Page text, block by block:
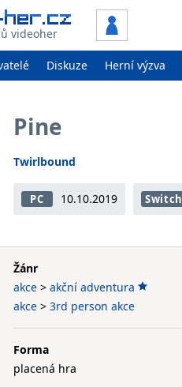
videoher
Diskuze Herní výzva
Pine
Twirlbound
PC 10.10.2019 Switch
Žánr
akce > akční adventura
akce > 3rd person akce
Forma
placená hra